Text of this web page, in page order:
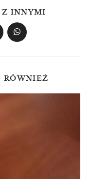
Z INNYMI
RÓWNIEŻ